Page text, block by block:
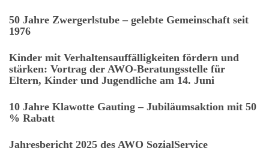
50 Jahre Zwergerlstube – gelebte Gemeinschaft seit
1976
Kinder mit Verhaltensauffälligkeiten fördern und
stärken: Vortrag der AWO-Beratungsstelle für
Eltern, Kinder und Jugendliche am 14. Juni
10 Jahre Klawotte Gauting – Jubiläumsaktion mit 50
% Rabatt
Jahresbericht 2025 des AWO SozialService